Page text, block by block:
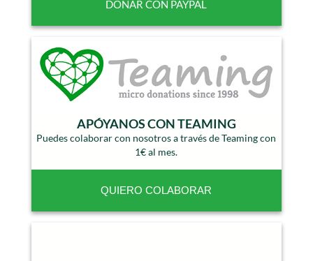
APÓYANOS CON TEAMING
Puedes colaborar con nosotros a través de Teaming con
1€ al mes.
QUIERO COLABORAR